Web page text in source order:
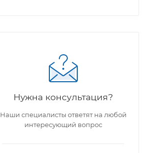
Нужна консультация?
Наши специалисты ответят на любой
интересующий вопрос